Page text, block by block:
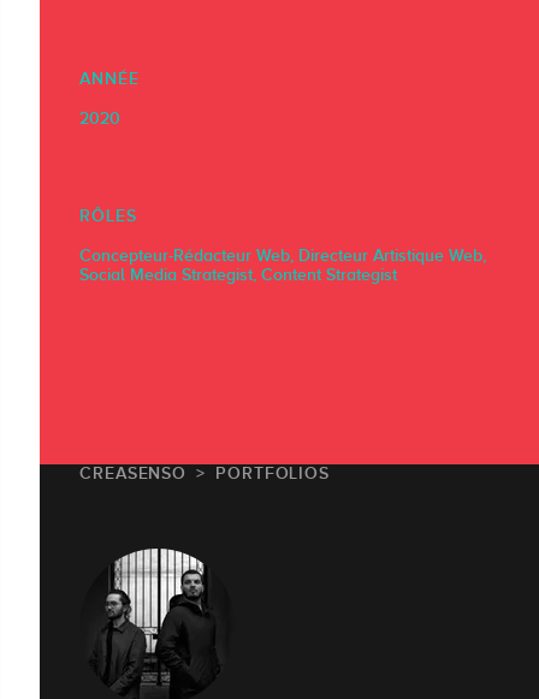
ANNÉE
2020
RÔLES
Concepteur-Rédacteur Web, Directeur Artistique Web,
Social Media Strategist, Content Strategist
CREASENSO PORTFOLIOS